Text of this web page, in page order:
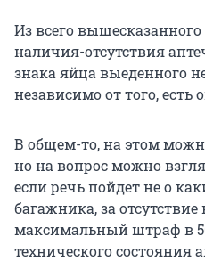
Из всего вышесказанного
наличия-отсутствия
знака яйца выеденного
независимо от того, есть
В общем-то, на этом
но на вопрос можно
если речь пойдет не о
багажника, за
максимальный штраф в
технического состояния